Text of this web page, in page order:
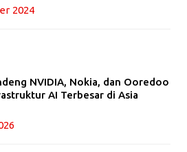
2024
NVIDIA, Nokia, dan Ooredoo
AI Terbesar di Asia